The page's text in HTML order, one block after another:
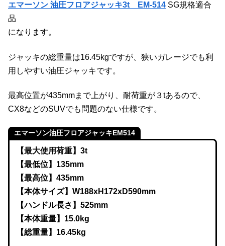
エマーソン 油圧フロアジャッキ3t EM-514 SG規格適合
品
になります。
ジャッキの総重量は16.45kgですが、狭いガレージでも利
用しやすい油圧ジャッキです。
最高位置が435mmまで上がり、耐荷重が３tあるので、
CX8などのSUVでも問題のない仕様です。
エマーソン油圧フロアジャッキEM514
【最大使用荷重】3t
【最低位】135mm
【最高位】435mm
【本体サイズ】W188xH172xD590mm
【ハンドル長さ 】 525mm
【本体重量】15.0kg
【総重量】16.45kg